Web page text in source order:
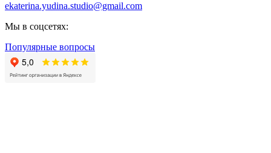
ekaterina.yudina.studio@gmail.com
Мы в соцсетях:
Популярные вопросы